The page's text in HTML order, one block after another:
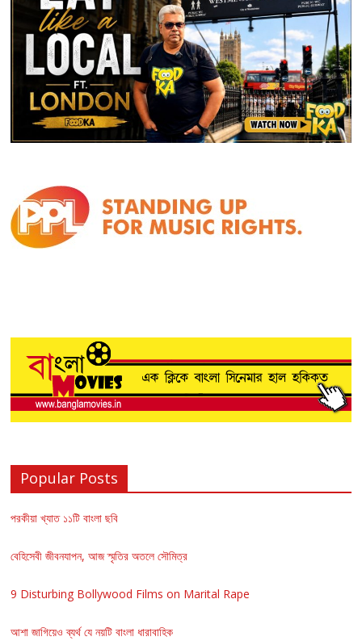
Popular Posts
পরকীয়া খ্যাত ১১টি বাংলা ছবি
বেহিসেবী জীবনযাপন, আজ স্মৃতির অতলে সৌমিত্র
9 Disturbing Bollywood Films on Marital Rape
আশা জাগিয়েও ব্যর্থ যে নয়টি বাংলা ধারাবাহিক